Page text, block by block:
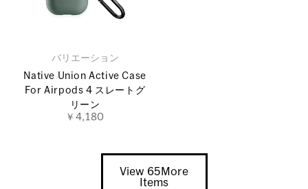
バリエーション
Native Union Active Case
For Airpods 4 スレートグ
リーン
￥4,180
View 65More
Items